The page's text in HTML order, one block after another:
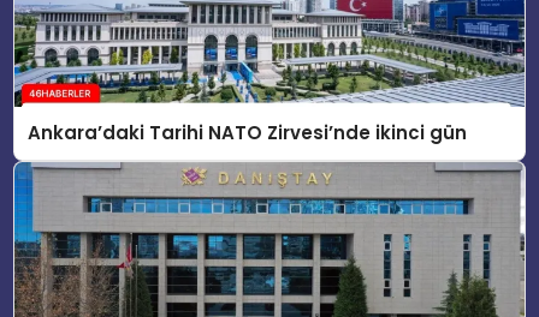
Ankara’daki Tarihi NATO Zirvesi’nde ikinci gün